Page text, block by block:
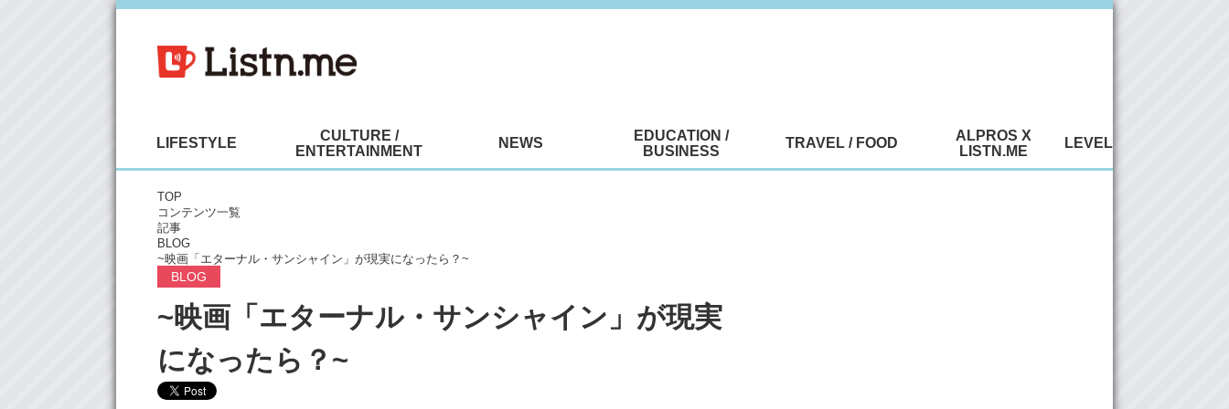
LIFESTYLE
CULTURE /
ENTERTAINMENT
NEWS
EDUCATION /
BUSINESS
TRAVEL / FOOD
ALPROS X
LISTN.ME
LEVEL
TOP
コンテンツ一覧
記事
BLOG
~映画「エターナル・サンシャイン」が現実になったら？~
BLOG
~映画「エターナル・サンシャイン」が現実
になったら？~